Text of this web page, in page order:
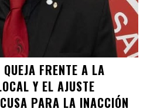
FRENTE A LA
Y EL AJUSTE
PARA LA INACCIÓN